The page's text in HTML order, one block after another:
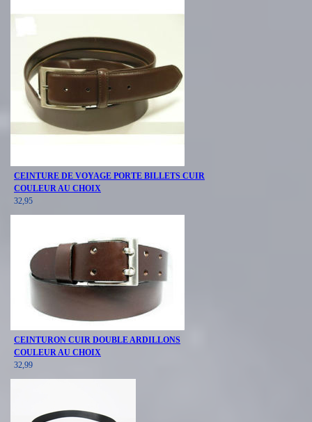
CEINTURE DE VOYAGE PORTE BILLETS CUIR
COULEUR AU CHOIX
32,95
CEINTURON CUIR DOUBLE ARDILLONS
COULEUR AU CHOIX
32,99